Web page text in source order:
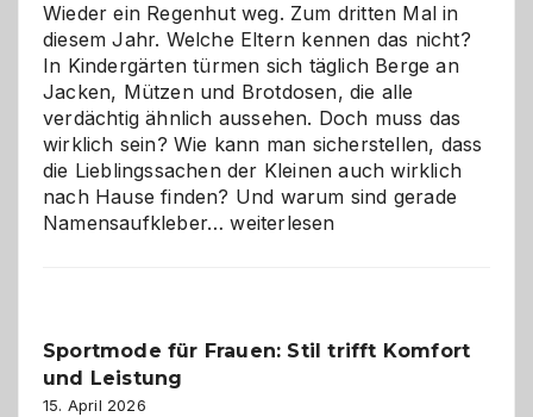
Wieder ein Regenhut weg. Zum dritten Mal in
diesem Jahr. Welche Eltern kennen das nicht?
In Kindergärten türmen sich täglich Berge an
Jacken, Mützen und Brotdosen, die alle
verdächtig ähnlich aussehen. Doch muss das
wirklich sein? Wie kann man sicherstellen, dass
die Lieblingssachen der Kleinen auch wirklich
nach Hause finden? Und warum sind gerade
Namensaufkleber…Namensaufkleber
gegen
weiterlesen
Sportmode für Frauen: Stil trifft Komfort
und Leistung
15. April 2026